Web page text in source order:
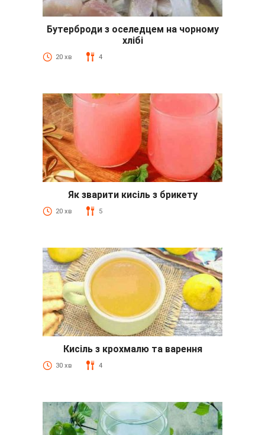
Бутерброди з оселедцем на чорному
хлібі
20 хв 4
Як зварити кисіль з брикету
20 хв 5
Кисіль з крохмалю та варення
30 хв 4